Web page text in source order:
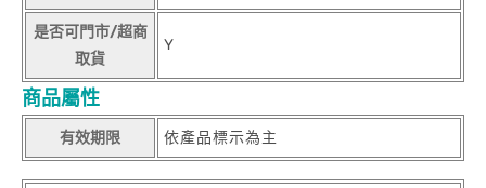
是否可門市/超商
取貨
Y
商品屬性
有效期限 依產品標示為主